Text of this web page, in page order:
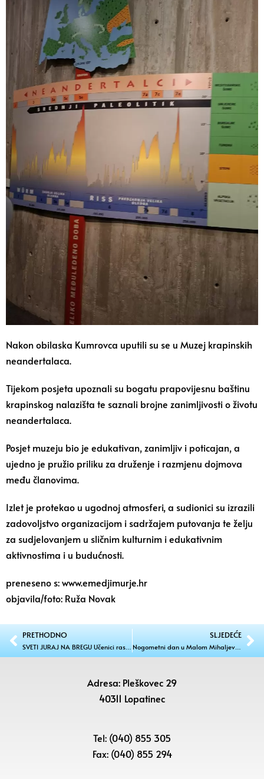
Nakon obilaska Kumrovca uputili su se u Muzej krapinskih
neandertalaca.
Tijekom posjeta upoznali su bogatu prapovijesnu baštinu
krapinskog nalazišta te saznali brojne zanimljivosti o životu
neandertalaca.
Posjet muzeju bio je edukativan, zanimljiv i poticajan, a
ujedno je pružio priliku za druženje i razmjenu dojmova
među članovima.
Izlet je protekao u ugodnoj atmosferi, a sudionici su izrazili
zadovoljstvo organizacijom i sadržajem putovanja te želju
za sudjelovanjem u sličnim kulturnim i edukativnim
aktivnostima i u budućnosti.
preneseno s: www.emedjimurje.hr
objavila/foto: Ruža Novak
PRETHODNO SLJEDEĆE
Nogometni dan u Malom Mihaljevcu: veterani, djeca i seniori na terenu uz bogat popratni program
Adresa: Pleškovec 29
40311 Lopatinec
Tel: (040) 855 305
Fax: (040) 855 294